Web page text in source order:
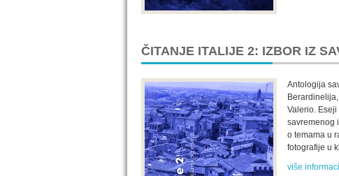
ČITANJE ITALIJE 2: IZBOR IZ
Antologija
Valerio.
savremenog
o temama u
fotografije u
više